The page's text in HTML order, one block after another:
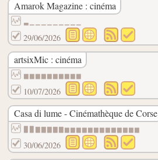
Amarok Magazine : cinéma
▃▁▁▁▁▁▁▁▁▁
29/06/2026
artsixMic : cinéma
▆▆▆▆▆▆▆▆▆▆
10/07/2026
Casa di lume - Cinémathèque de Corse
▉▉▇▇▇▇▇▆▆▆▆▆▆▆▆▆▆▆▆▆
30/06/2026